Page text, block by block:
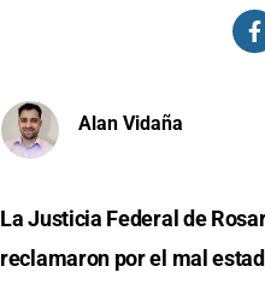
Alan Vidaña
La Justicia Federal de
reclamaron por el mal